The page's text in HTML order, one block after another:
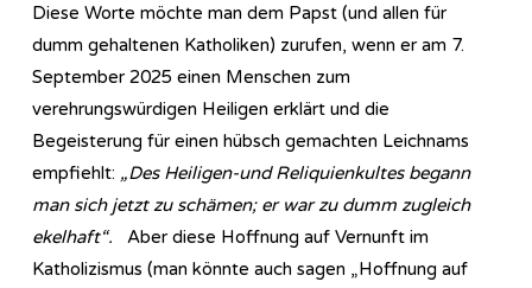
Diese Worte möchte man dem Papst (und allen für
dumm gehaltenen Katholiken) zurufen, wenn er am 7.
September 2025 einen Menschen zum
verehrungswürdigen Heiligen erklärt und die
Begeisterung für einen hübsch gemachten Leichnams
empfiehlt: „Des Heiligen-und Reliquienkultes begann
man sich jetzt zu schämen; er war zu dumm zugleich
ekelhaft“. Aber diese Hoffnung auf Vernunft im
Katholizismus (man könnte auch sagen „Hoffnung auf